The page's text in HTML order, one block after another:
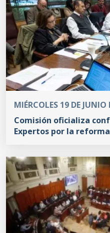
MIÉRCOLES 19 DE JUNIO
Comisión oficializa
Expertos por la